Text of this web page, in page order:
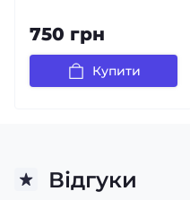
750 грн
Купити
Відгуки